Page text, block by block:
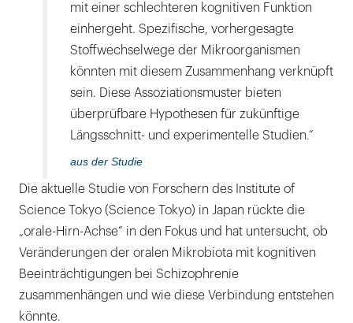
mit einer schlechteren kognitiven Funktion
einhergeht. Spezifische, vorhergesagte
Stoffwechselwege der Mikroorganismen
könnten mit diesem Zusammenhang verknüpft
sein. Diese Assoziationsmuster bieten
überprüfbare Hypothesen für zukünftige
Längsschnitt- und experimentelle Studien.“
aus der Studie
Die aktuelle Studie von Forschern des Institute of
Science Tokyo (Science Tokyo) in Japan rückte die
„orale-Hirn-Achse“ in den Fokus und hat untersucht, ob
Veränderungen der oralen Mikrobiota mit kognitiven
Beeinträchtigungen bei Schizophrenie
zusammenhängen und wie diese Verbindung entstehen
könnte.